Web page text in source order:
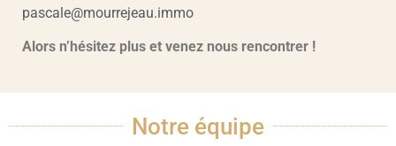
pascale@mourrejeau.immo
Alors n’hésitez plus et venez nous rencontrer !
Notre équipe